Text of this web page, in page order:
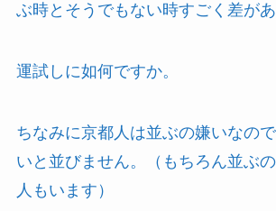
ぶ時とそうでもない時すごく差があ
運試しに如何ですか。
ちなみに京都人は並ぶの嫌いなの
いと並びません。（もちろん並ぶ
人もいます）